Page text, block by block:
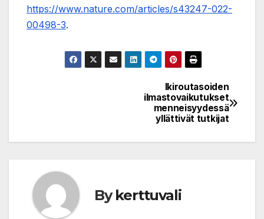
https://www.nature.com/articles/s43247-022-
00498-3.
Ikiroutasoiden
ilmastovaikutukset
menneisyydessä
yllättivät tutkijat
Bykerttuvali